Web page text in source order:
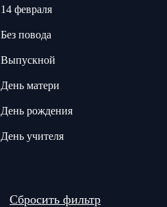
14 февраля
Без повода
Выпускной
День матери
День рождения
День учителя
Сбросить фильтр